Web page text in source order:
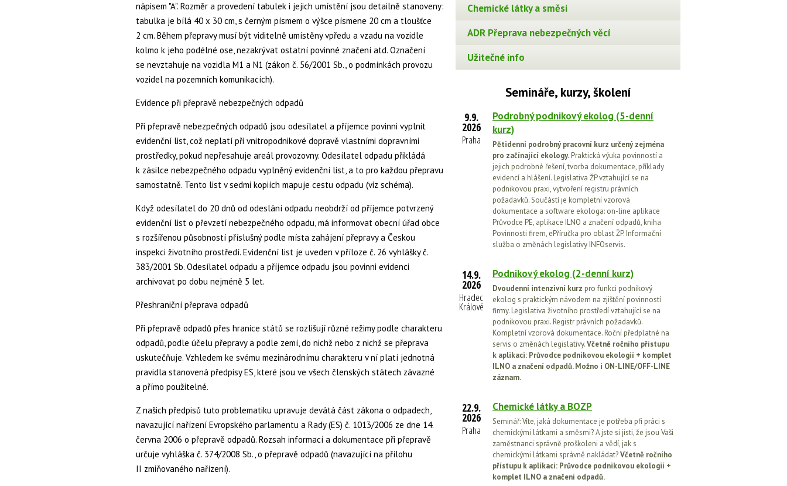
nápisem "A". Rozměr a provedení tabulek i jejich umístění jsou detailně stanoveny:
tabulka je bílá 40 x 30 cm, s černým písmem o výšce písmene 20 cm a tloušťce
2 cm. Během přepravy musí být viditelně umístěny vpředu a vzadu na vozidle
kolmo k jeho podélné ose, nezakrývat ostatní povinné značení atd. Označení
se nevztahuje na vozidla M1 a N1 (zákon č. 56/2001 Sb., o podmínkách provozu
vozidel na pozemních komunikacích).
Evidence při přepravě nebezpečných odpadů
Při přepravě nebezpečných odpadů jsou odesílatel a příjemce povinni vyplnit
evidenční list, což neplatí při vnitropodnikové dopravě vlastními dopravními
prostředky, pokud nepřesahuje areál provozovny. Odesílatel odpadu přikládá
k zásilce nebezpečného odpadu vyplněný evidenční list, a to pro každou přepravu
samostatně. Tento list v sedmi kopiích mapuje cestu odpadu (viz schéma).
Když odesílatel do 20 dnů od odeslání odpadu neobdrží od příjemce potvrzený
evidenční list o převzetí nebezpečného odpadu, má informovat obecní úřad obce
s rozšířenou působností příslušný podle místa zahájení přepravy a Českou
inspekci životního prostředí. Evidenční list je uveden v příloze č. 26 vyhlášky č.
383/2001 Sb. Odesílatel odpadu a příjemce odpadu jsou povinni evidenci
archivovat po dobu nejméně 5 let.
Přeshraniční přeprava odpadů
Při přepravě odpadů přes hranice států se rozlišují různé režimy podle charakteru
odpadů, podle účelu přepravy a podle zemí, do nichž nebo z nichž se přeprava
uskutečňuje. Vzhledem ke svému mezinárodnímu charakteru v ní platí jednotná
pravidla stanovená předpisy ES, které jsou ve všech členských státech závazné
a přímo použitelné.
Z našich předpisů tuto problematiku upravuje devátá část zákona o odpadech,
navazující nařízení Evropského parlamentu a Rady (ES) č. 1013/2006 ze dne 14.
června 2006 o přepravě odpadů. Rozsah informací a dokumentace při přepravě
určuje vyhláška č. 374/2008 Sb., o přepravě odpadů (navazující na přílohu
II zmiňovaného nařízení).
Chemické látky a směsi
ADR Přeprava nebezpečných věcí
Užitečné info
Semináře, kurzy, školení
9.9.
2026
Praha
Podrobný podnikový ekolog (5-denní
kurz)
Pětidenní podrobný pracovní kurz určený zejména
pro začínající ekology. Praktická výuka povinností a
jejich podrobné řešení, tvorba dokumentace, příklady
evidencí a hlášení. Legislativa ŽP vztahující se na
podnikovou praxi, vytvoření registru právních
požadavků. Součástí je kompletní vzorová
dokumentace a software ekologa: on-line aplikace
Průvodce PE, aplikace ILNO a značení odpadů, kniha
Povinnosti firem, ePříručka pro oblast ŽP. Informační
služba o změnách legislativy INFOservis.
14.9.
2026
Hradec
Králové
Podnikový ekolog (2-denní kurz)
Dvoudenní intenzivní kurz pro funkci podnikový
ekolog s praktickým návodem na zjištění povinností
firmy. Legislativa životního prostředí vztahující se na
podnikovou praxi. Registr právních požadavků.
Kompletní vzorová dokumentace. Roční předplatné na
servis o změnách legislativy.Včetně ročního přístupu
k aplikaci: Průvodce podnikovou ekologií + komplet
ILNO a značení odpadů. Možno i ON-LINE/OFF-LINE
záznam.
22.9.
2026
Praha
Chemické látky a BOZP
Seminář: Víte, jaká dokumentace je potřeba při práci s
chemickými látkami a směsmi? A jste si jisti, že jsou Vaši
zaměstnanci správně proškoleni a vědí, jak s
chemickými látkami správně nakládat?Včetně ročního
přístupu k aplikaci: Průvodce podnikovou ekologií +
komplet ILNO a značení odpadů.